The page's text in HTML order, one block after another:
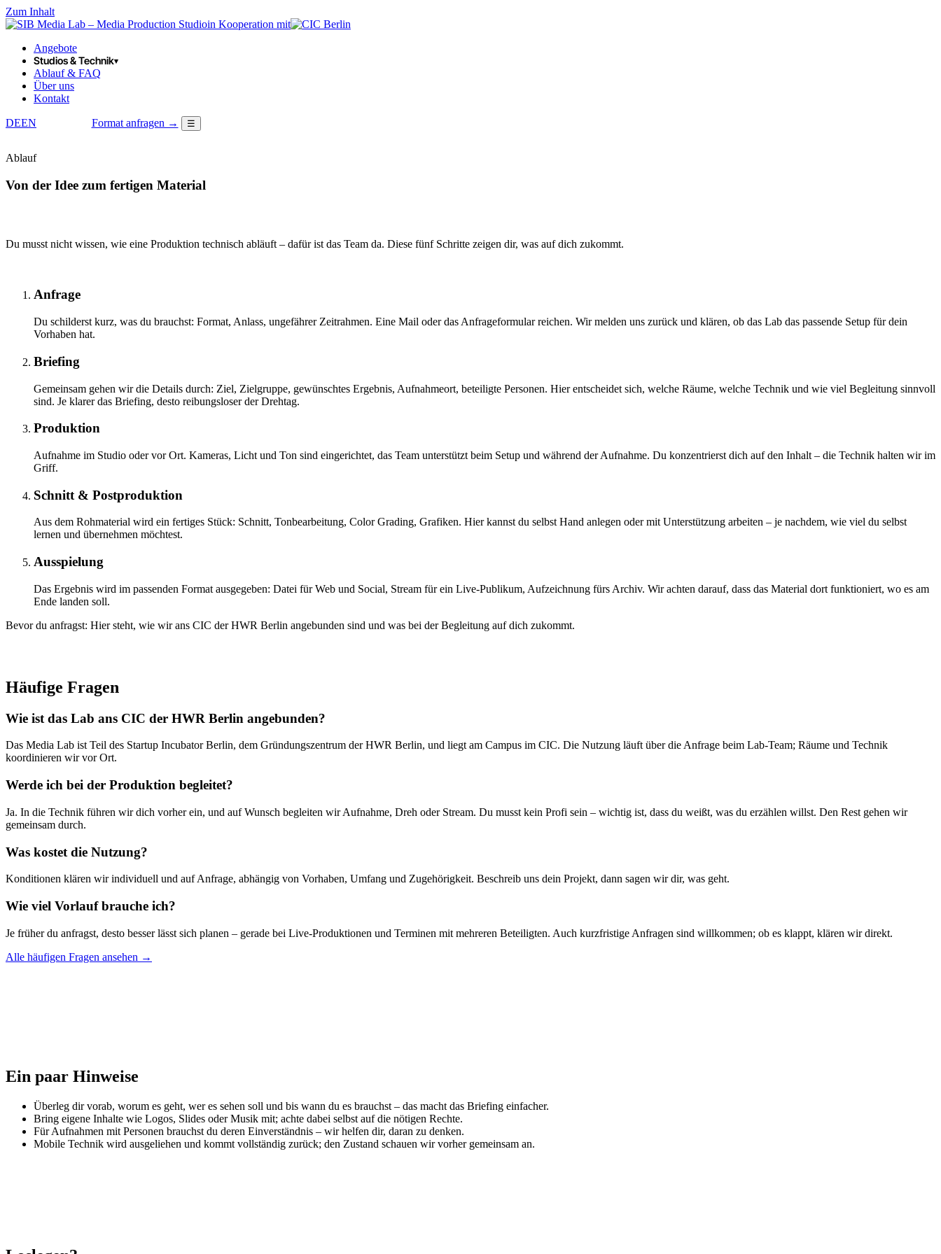
Zum Inhalt
in Kooperation mit
Angebote
Studios & Technik▾
Ablauf & FAQ
Über uns
Kontakt
DEEN Format anfragen → ☰
Ablauf
Von der Idee zum fertigen Material
Du musst nicht wissen, wie eine Produktion technisch abläuft – dafür ist das Team da. Diese fünf Schritte zeigen dir, was auf dich zukommt.
Anfrage
Du schilderst kurz, was du brauchst: Format, Anlass, ungefährer Zeitrahmen. Eine Mail oder das Anfrageformular reichen. Wir melden uns zurück und klären, ob das Lab das passende Setup für dein
Vorhaben hat.
Briefing
Gemeinsam gehen wir die Details durch: Ziel, Zielgruppe, gewünschtes Ergebnis, Aufnahmeort, beteiligte Personen. Hier entscheidet sich, welche Räume, welche Technik und wie viel Begleitung sinnvoll
sind. Je klarer das Briefing, desto reibungsloser der Drehtag.
Produktion
Aufnahme im Studio oder vor Ort. Kameras, Licht und Ton sind eingerichtet, das Team unterstützt beim Setup und während der Aufnahme. Du konzentrierst dich auf den Inhalt – die Technik halten wir im
Griff.
Schnitt & Postproduktion
Aus dem Rohmaterial wird ein fertiges Stück: Schnitt, Tonbearbeitung, Color Grading, Grafiken. Hier kannst du selbst Hand anlegen oder mit Unterstützung arbeiten – je nachdem, wie viel du selbst
lernen und übernehmen möchtest.
Ausspielung
Das Ergebnis wird im passenden Format ausgegeben: Datei für Web und Social, Stream für ein Live-Publikum, Aufzeichnung fürs Archiv. Wir achten darauf, dass das Material dort funktioniert, wo es am
Ende landen soll.
Bevor du anfragst: Hier steht, wie wir ans CIC der HWR Berlin angebunden sind und was bei der Begleitung auf dich zukommt.
Häufige Fragen
Wie ist das Lab ans CIC der HWR Berlin angebunden?
Das Media Lab ist Teil des Startup Incubator Berlin, dem Gründungszentrum der HWR Berlin, und liegt am Campus im CIC. Die Nutzung läuft über die Anfrage beim Lab-Team; Räume und Technik
koordinieren wir vor Ort.
Werde ich bei der Produktion begleitet?
Ja. In die Technik führen wir dich vorher ein, und auf Wunsch begleiten wir Aufnahme, Dreh oder Stream. Du musst kein Profi sein – wichtig ist, dass du weißt, was du erzählen willst. Den Rest gehen wir
gemeinsam durch.
Was kostet die Nutzung?
Konditionen klären wir individuell und auf Anfrage, abhängig von Vorhaben, Umfang und Zugehörigkeit. Beschreib uns dein Projekt, dann sagen wir dir, was geht.
Wie viel Vorlauf brauche ich?
Je früher du anfragst, desto besser lässt sich planen – gerade bei Live-Produktionen und Terminen mit mehreren Beteiligten. Auch kurzfristige Anfragen sind willkommen; ob es klappt, klären wir direkt.
Alle häufigen Fragen ansehen →
Ein paar Hinweise
Überleg dir vorab, worum es geht, wer es sehen soll und bis wann du es brauchst – das macht das Briefing einfacher.
Bring eigene Inhalte wie Logos, Slides oder Musik mit; achte dabei selbst auf die nötigen Rechte.
Für Aufnahmen mit Personen brauchst du deren Einverständnis – wir helfen dir, daran zu denken.
Mobile Technik wird ausgeliehen und kommt vollständig zurück; den Zustand schauen wir vorher gemeinsam an.